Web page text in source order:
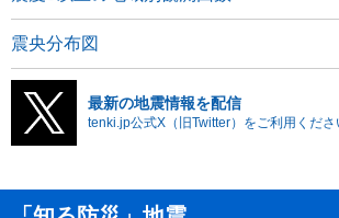
震央分布図
最新の地震情報を配信
tenki.jp公式X（旧Twitter）をご利用くださ